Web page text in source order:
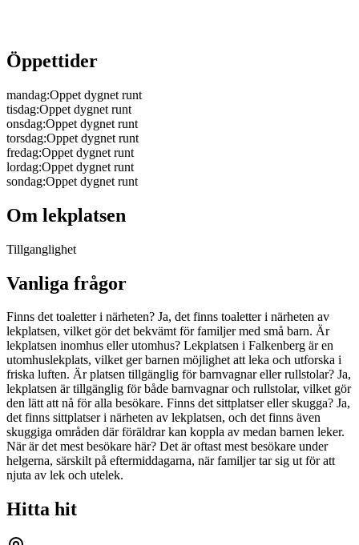
Öppettider
mandag:Oppet dygnet runt
tisdag:Oppet dygnet runt
onsdag:Oppet dygnet runt
torsdag:Oppet dygnet runt
fredag:Oppet dygnet runt
lordag:Oppet dygnet runt
sondag:Oppet dygnet runt
Om lekplatsen
Tillganglighet
Vanliga frågor
Finns det toaletter i närheten? Ja, det finns toaletter i närheten av
lekplatsen, vilket gör det bekvämt för familjer med små barn. Är
lekplatsen inomhus eller utomhus? Lekplatsen i Falkenberg är en
utomhuslekplats, vilket ger barnen möjlighet att leka och utforska i
friska luften. Är platsen tillgänglig för barnvagnar eller rullstolar? Ja,
lekplatsen är tillgänglig för både barnvagnar och rullstolar, vilket gör
den lätt att nå för alla besökare. Finns det sittplatser eller skugga? Ja,
det finns sittplatser i närheten av lekplatsen, och det finns även
skuggiga områden där föräldrar kan koppla av medan barnen leker.
När är det mest besökare här? Det är oftast mest besökare under
helgerna, särskilt på eftermiddagarna, när familjer tar sig ut för att
njuta av lek och utelek.
Hitta hit